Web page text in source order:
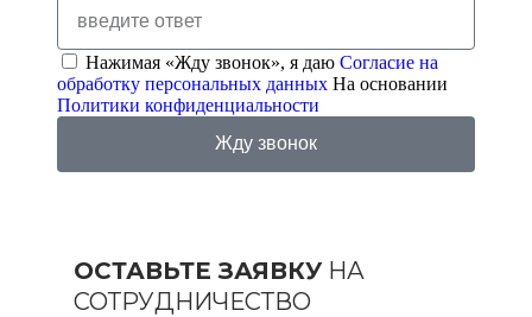
Нажимая «Жду звонок», я даю Согласие на
обработку персональных данных На основании
Политики конфиденциальности
Жду звонок
ОСТАВЬТЕ ЗАЯВКУНА
СОТРУДНИЧЕСТВО